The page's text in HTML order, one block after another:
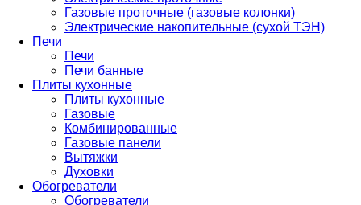
Газовые проточные (газовые колонки)
Электрические накопительные (сухой ТЭН)
Печи
Печи
Печи банные
Плиты кухонные
Плиты кухонные
Газовые
Комбинированные
Газовые панели
Вытяжки
Духовки
Обогреватели
Обогреватели